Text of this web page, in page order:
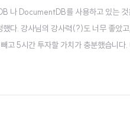
나 DocumentDB를 사용하고 있는
다. 강사님의 강사력(?)도 너무 좋았
고 5시간 투자할 가치가 충분했습니다